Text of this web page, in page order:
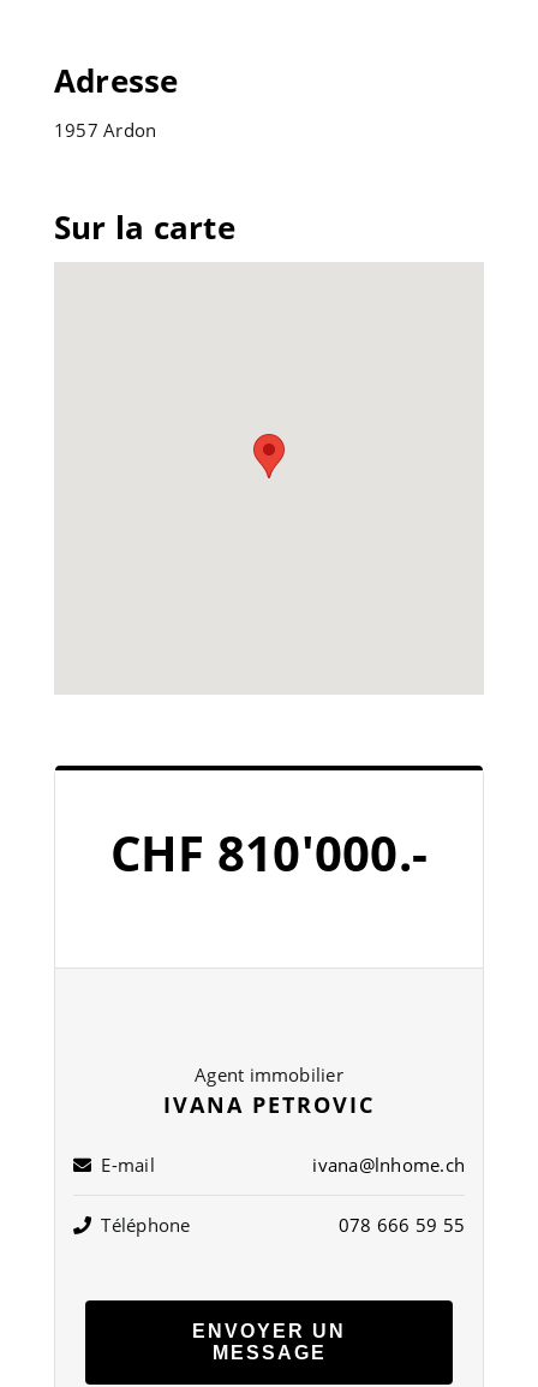
Adresse
1957 Ardon
Sur la carte
CHF 810'000.-
Agent immobilier
IVANA PETROVIC
E-mail ivana@lnhome.ch
Téléphone 078 666 59 55
ENVOYER UN
MESSAGE